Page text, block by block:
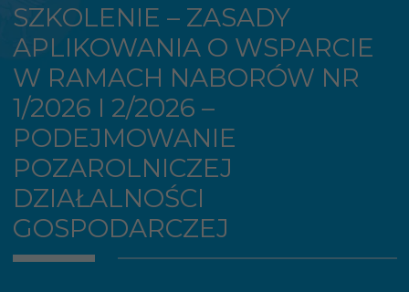
SZKOLENIE – ZASADY
APLIKOWANIA O WSPARCIE
W RAMACH NABORÓW NR
1/2026 I 2/2026 –
PODEJMOWANIE
POZAROLNICZEJ
DZIAŁALNOŚCI
GOSPODARCZEJ